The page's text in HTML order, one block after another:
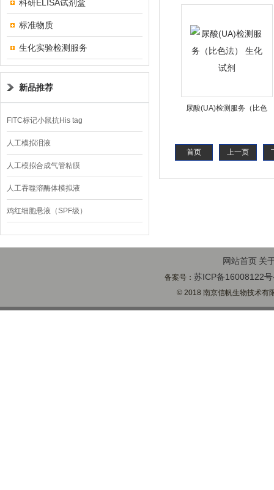
科研ELISA试剂盒
标准物质
生化实验检测服务
新品推荐
FITC标记小鼠抗His tag
人工模拟泪液
人工模拟合成气管粘膜
人工吞噬溶酶体模拟液
鸡红细胞悬液（SPF级）
试剂
尿酸(UA)检测服务（比色
首页 上一页
网站首页 关
备案号： 苏ICP备16008122
© 2018 南京信帆生物技术有